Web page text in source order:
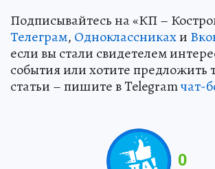
Подписывайтесь на «КП –
Телеграм, Одноклассникахи
если вы стали свидетелем
события или хотите предложить
статьи – пишите в Telegramчат-
0